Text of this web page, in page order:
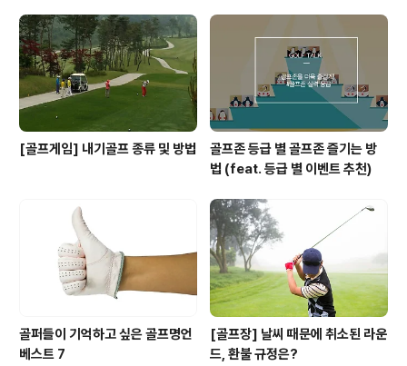
[골프게임] 내기골프 종류 및 방법
골프존 등급 별 골프존 즐기는 방
법 (feat. 등급 별 이벤트 추천)
골퍼들이 기억하고 싶은 골프명언
베스트 7
[골프장] 날씨 때문에 취소된 라운
드, 환불 규정은?